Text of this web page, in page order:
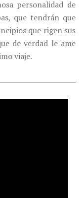
personalidad de
que tendrán que
que rigen sus
de verdad le ame
viaje.